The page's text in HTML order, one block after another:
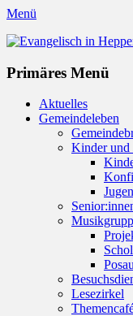
Menü
Evangelisch in
Primäres Menü
Zum
Inhalt
Aktuelles
Gemeindeleben
Kinder und
Lesezirkel